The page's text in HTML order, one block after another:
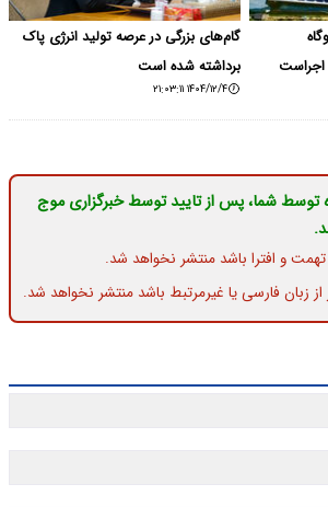
اجراست
گام‌های بزرگی در عرصه تولید انرژی پاک
برداشته شده است
۱۴۰۴/۱۲/۴ ۲۱:۰۳:۱۱
توسط شما، پس از تایید توسط خبرگزاری موج
و افترا باشد منتشر نخواهد شد.
از زبان فارسی یا غیرمرتبط باشد منتشر نخواهد شد.